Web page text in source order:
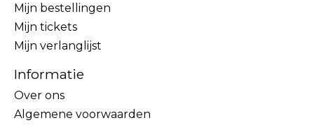
Mijn bestellingen
Mijn tickets
Mijn verlanglijst
Informatie
Over ons
Algemene voorwaarden